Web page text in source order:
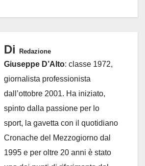
Di Redazione
Giuseppe D’Alto: classe 1972,
giornalista professionista
dall’ottobre 2001. Ha iniziato,
spinto dalla passione per lo
sport, la gavetta con il quotidiano
Cronache del Mezzogiorno dal
1995 e per oltre 20 anni è stato